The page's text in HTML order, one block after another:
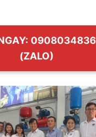
0908034836
(ZALO)